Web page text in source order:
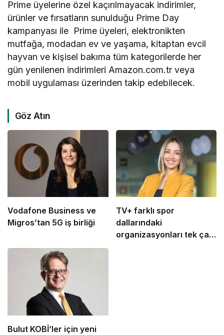
Prime üyelerine özel kaçırılmayacak indirimler,
ürünler ve fırsatların sunulduğu Prime Day
kampanyası ile Prime üyeleri, elektronikten
mutfağa, modadan ev ve yaşama, kitaptan evcil
hayvan ve kişisel bakıma tüm kategorilerde her
gün yenilenen indirimleri Amazon.com.tr veya
mobil uygulaması üzerinden takip edebilecek.
Göz Atın
Vodafone Business ve
Migros’tan 5G iş birliği
TV+ farklı spor
dallarındaki
organizasyonları tek çatı
Bulut KOBİ’ler için yeni